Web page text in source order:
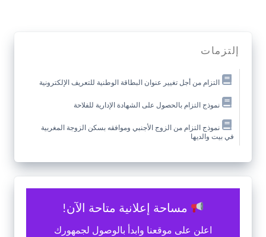
إلتزمات
التزام من أجل تغيير عنوان البطاقة الوطنية للتعريف الإلكترونية
نموذج التزام بالحصول على الشهادة الإدارية للفلاحة
نموذج التزام من الزوج الأجنبي وموافقه بسكن الزوجة المغربية
في بيت والديها
مساحة إعلانية متاحة الآن!
اعلن على موقعنا وابدأ بالوصول لجمهورك